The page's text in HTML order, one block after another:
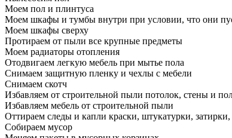
Моем пол и плинтуса
Моем шкафы и тумбы внутри при условии, что они
Моем шкафы сверху
Протираем от пыли все крупные предметы
Моем радиаторы отопления
Отодвигаем легкую мебель при мытье пола
Снимаем защитную пленку и чехлы с мебели
Снимаем скотч
Избавляем от строительной пыли потолок, стены и
Избавляем мебель от строительной пыли
Оттираем следы и капли краски, штукатурки,
Собираем мусор